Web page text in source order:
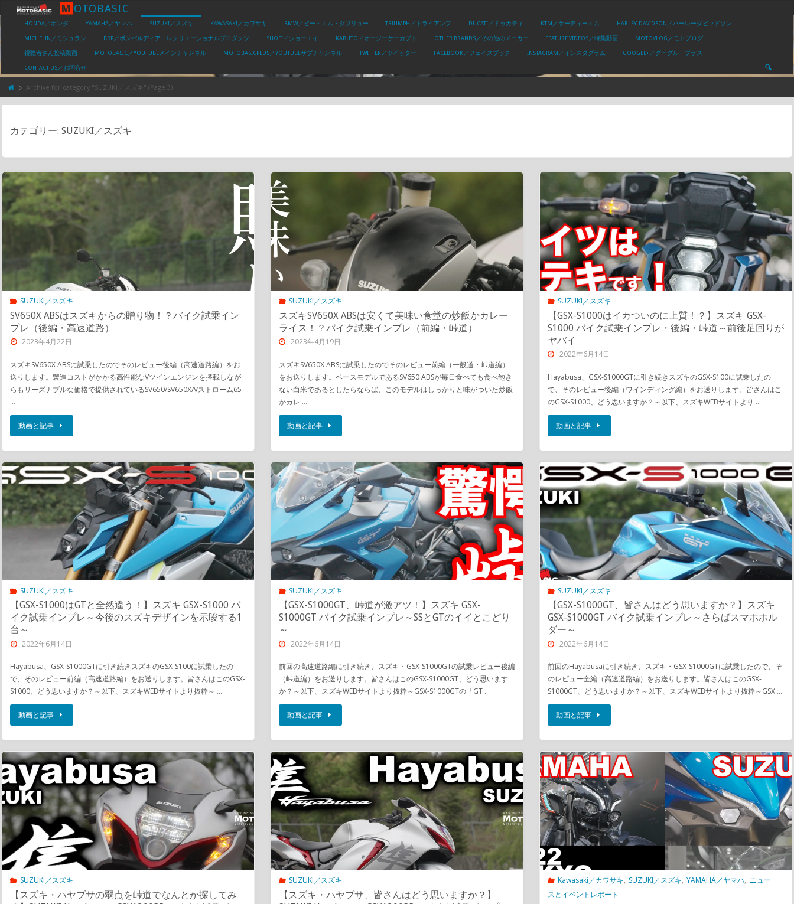
M OTOBASIC
HONDA／ホンダ YAMAHA／ヤマハ SUZUKI／スズキ KAWASAKI／カワサキ BMW／ビー・エム・ダブリュー TRIUMPH／トライアンフ DUCATI／ドゥカティ KTM／ケーティーエム HARLEY-DAVIDSON／ハーレーダビッドソン
MICHELIN／ミシュラン BRP／ボンバルディア・レクリエーショナルプロダクツ SHOEI／ショーエイ KABUTO／オージーケーカブト OTHER BRANDS／その他のメーカー FEATURE VIDEOS／特集動画 MOTOVLOG／モトブログ
視聴者さん投稿動画 MOTOBASIC／YOUTUBEメインチャンネル MOTOBASICPLUS／YOUTUBEサブチャンネル TWITTER／ツイッター FACEBOOK／フェイスブック INSTAGRAM／インスタグラム GOOGLE+／グーグル・プラス
CONTACT US／お問合せ
Archive for category "SUZUKI／スズキ" (Page 3)
カテゴリー:SUZUKI／スズキ
SUZUKI／スズキ
SV650X ABSはスズキからの贈り物！？バイク試乗イン
プレ（後編・高速道路）
2023年4月22日
スズキSV650X ABSに試乗したのでそのレビュー後編（高速道路編）をお
送りします。製造コストがかかる高性能なVツインエンジンを搭載しなが
らもリーズナブルな価格で提供されているSV650/SV650X/Vストローム65
…
動画と記事
SUZUKI／スズキ
スズキSV650X ABSは安くて美味い食堂の炒飯かカレー
ライス！？バイク試乗インプレ（前編・峠道）
2023年4月19日
スズキSV650X ABSに試乗したのでそのレビュー前編（一般道・峠道編）
をお送りします。ベースモデルであるSV650 ABSが毎日食べても食べ飽き
ない白米であるとしたらならば、このモデルはしっかりと味がついた炒飯
かカレ …
動画と記事
SUZUKI／スズキ
【GSX-S1000はイカついのに上質！？】スズキ GSX-
S1000 バイク試乗インプレ・後編・峠道～前後足回りが
ヤバイ
2022年6月14日
Hayabusa、GSX-S1000GTに引き続きスズキのGSX-S100に試乗したの
で、そのレビュー後編（ワインディング編）をお送りします。皆さんはこ
のGSX-S1000、どう思いますか？～以下、スズキWEBサイトより …
動画と記事
SUZUKI／スズキ
【GSX-S1000はGTと全然違う！】スズキ GSX-S1000 バ
イク試乗インプレ～今後のスズキデザインを示唆する1
台～
2022年6月14日
Hayabusa、GSX-S1000GTに引き続きスズキのGSX-S100に試乗したの
で、そのレビュー前編（高速道路編）をお送りします。皆さんはこのGSX-
S1000、どう思いますか？～以下、スズキWEBサイトより抜粋～ …
動画と記事
SUZUKI／スズキ
【GSX-S1000GT、峠道が激アツ！】スズキ GSX-
S1000GT バイク試乗インプレ～SSとGTのイイとこどり
～
2022年6月14日
前回の高速道路編に引き続き、スズキ・GSX-S1000GTの試乗レビュー後編
（峠道編）をお送りします。皆さんはこのGSX-S1000GT、どう思います
か？～以下、スズキWEBサイトより抜粋～GSX-S1000GTの「GT …
動画と記事
SUZUKI／スズキ
【GSX-S1000GT、皆さんはどう思いますか？】スズキ
GSX-S1000GT バイク試乗インプレ～さらばスマホホル
ダー～
2022年6月14日
前回のHayabusaに引き続き、スズキ・GSX-S1000GTに試乗したので、そ
のレビュー全編（高速道路編）をお送りします。皆さんはこのGSX-
S1000GT、どう思いますか？～以下、スズキWEBサイトより抜粋～GSX …
動画と記事
SUZUKI／スズキ
【スズキ・ハヤブサの弱点を峠道でなんとか探してみ
SUZUKI／スズキ
【スズキ・ハヤブサ、皆さんはどう思いますか？】
Kawasaki／カワサキ, SUZUKI／スズキ, YAMAHA／ヤマハ, ニュー
スとイベントレポート